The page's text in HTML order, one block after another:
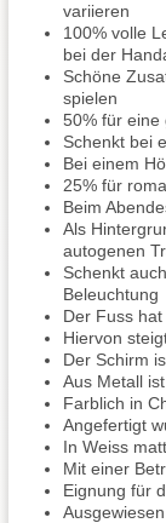
variieren
100% volle
bei der
Schöne
spielen
50% für eine
Schenkt bei
Bei einem
25% für
Beim
Als
autogenen
Schenkt
Beleuchtung
Der Fuss
Hiervon
Der Schirm
Aus Metall
Farblich in
Angefertigt
In Weiss
Mit einer
Eignung für